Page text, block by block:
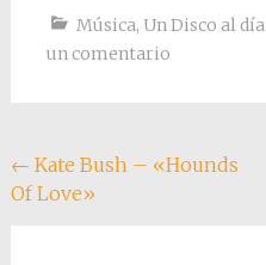
de Kate Bush y para…
Música, Un Disco al día
un comentario
Navegación
de
← Kate Bush – «Hounds
Of Love»